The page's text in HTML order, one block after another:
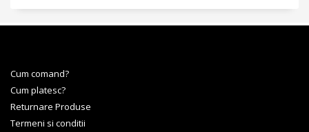
Cum comand?
Cum platesc?
Returnare Produse
Termeni si conditii